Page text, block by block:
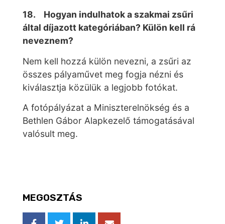
18. Hogyan indulhatok a szakmai zsűri
által díjazott kategóriában? Külön kell rá
neveznem?
Nem kell hozzá külön nevezni, a zsűri az
összes pályaművet meg fogja nézni és
kiválasztja közülük a legjobb fotókat.
A fotópályázat a Miniszterelnökség és a
Bethlen Gábor Alapkezelő támogatásával
valósult meg.
MEGOSZTÁS